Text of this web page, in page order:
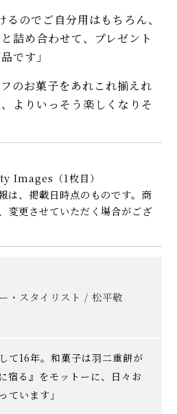
るのでご自分用はもちろん、
詰め合わせて、プレゼント
です」
のお菓子をあれこれ揃えれ
よりいっそう楽しくなりそ
Images（1枚目）
は、掲載日時点のものです。商
変更させていただく場合がござ
・スタイリスト / 松平敬
て16年。和菓子は羽二重餅が
宿る』をモットーに、日々お
ています」